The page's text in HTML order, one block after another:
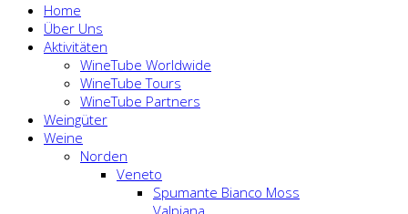
Home
Über Uns
Aktivitäten
WineTube Worldwide
WineTube Tours
WineTube Partners
Weingüter
Weine
Norden
Veneto
Spumante Bianco Moss
Valpiana